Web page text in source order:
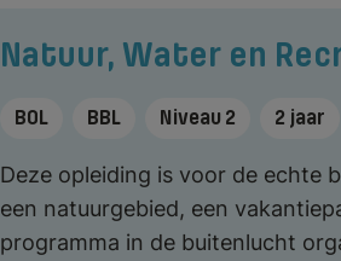
Natuur, Water en
BOL BBL Niveau 2 2 jaar
Deze opleiding is voor de echte
een natuurgebied, een
programma in de buitenlucht